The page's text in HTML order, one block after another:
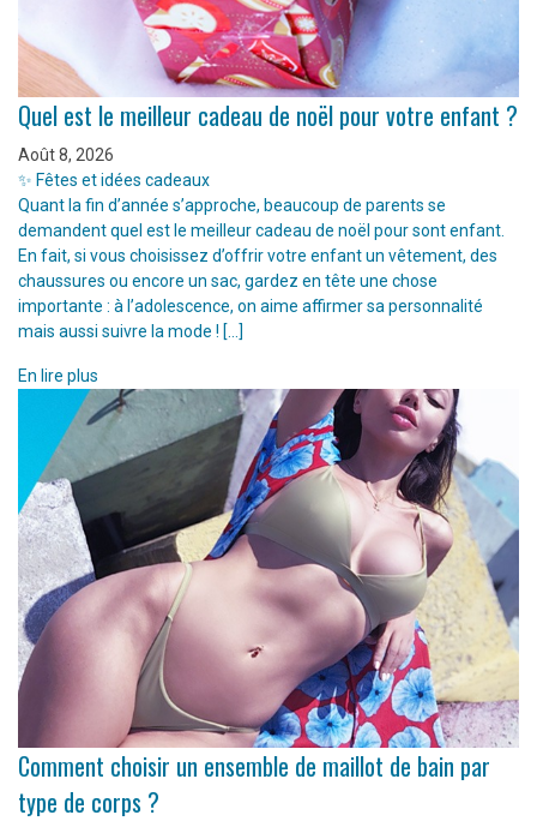
Quel est le meilleur cadeau de noël pour votre enfant ?
Août 8, 2026
✨ Fêtes et idées cadeaux
Quant la fin d’année s’approche, beaucoup de parents se
demandent quel est le meilleur cadeau de noël pour sont enfant.
En fait, si vous choisissez d’offrir votre enfant un vêtement, des
chaussures ou encore un sac, gardez en tête une chose
importante : à l’adolescence, on aime affirmer sa personnalité
mais aussi suivre la mode ! […]
En lire plus
Comment choisir un ensemble de maillot de bain par
type de corps ?